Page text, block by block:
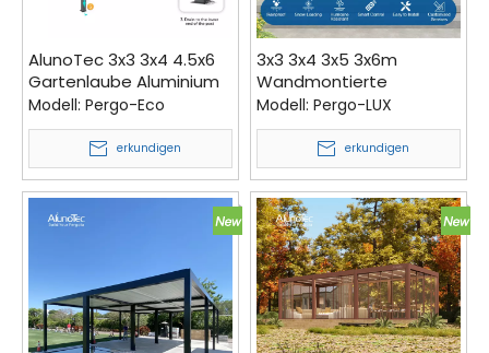
AlunoTec 3x3 3x4 4.5x6
Gartenlaube Aluminium
überdachte
Terrassenmöbel
Modell: Pergo-Eco
erkundigen
3x3 3x4 3x5 3x6m
Wandmontierte
motorisierte Lamellen
grauweiße Pergola
Modell: Pergo-LUX
erkundigen